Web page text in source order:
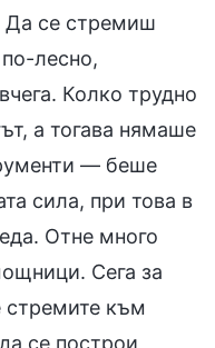
Да се стремиш
лесно,
Колко трудно
а тогава нямаше
— беше
сила, при това в
Отне много
Сега за
стремите към
се построи